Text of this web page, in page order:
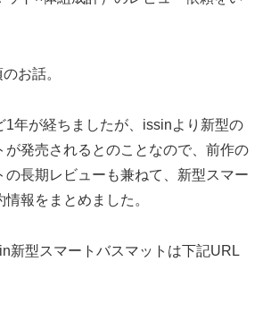
お話。
1年が経ちましたが、issinより新型の
が発売されるとのことなので、前作の
の長期レビューも兼ねて、新型スマー
情報をまとめました。
新型スマートバスマットは下記URL